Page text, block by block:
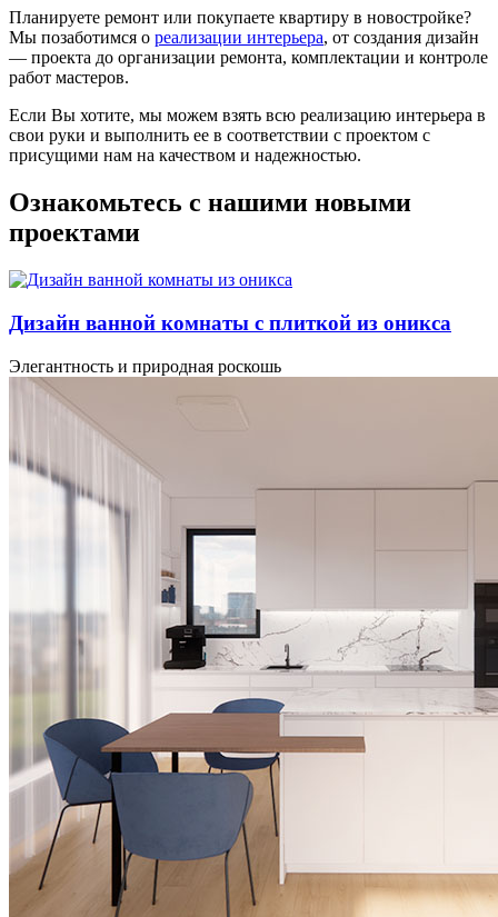
Планируете ремонт или покупаете квартиру в новостройке?
Мы позаботимся о реализации интерьера, от создания дизайн
— проекта до организации ремонта, комплектации и контроле
работ мастеров.
Если Вы хотите, мы можем взять всю реализацию интерьера в
свои руки и выполнить ее в соответствии с проектом с
присущими нам на качеством и надежностью.
Ознакомьтесь с нашими новыми
проектами
Дизайн ванной комнаты с плиткой из оникса
Элегантность и природная роскошь